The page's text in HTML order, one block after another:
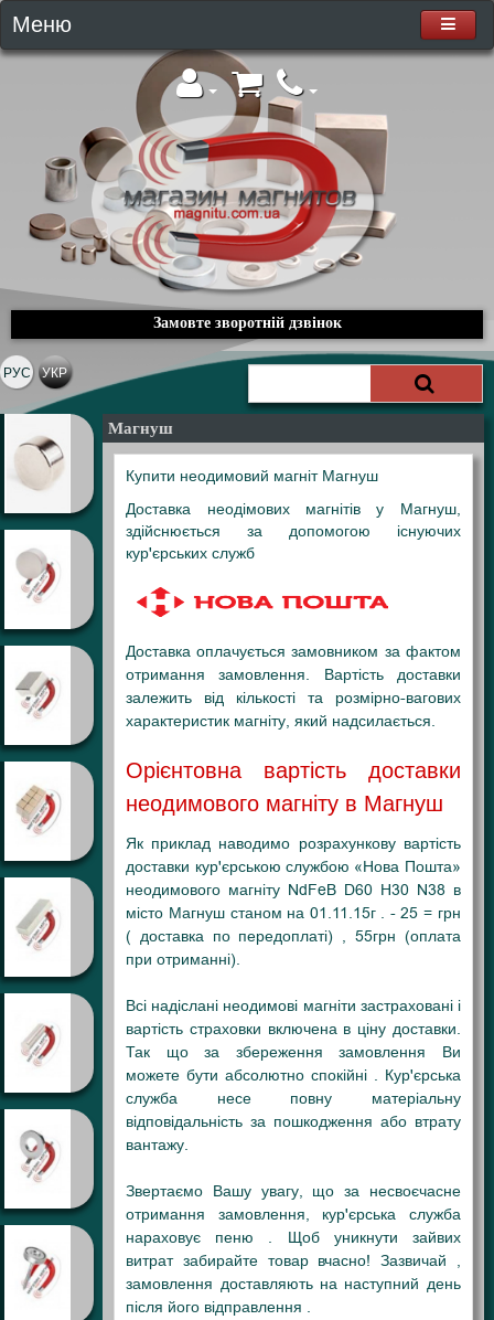
Меню
Замовте зворотній дзвінок
РУС УКР
Магнуш
Купити неодимовий магніт Магнуш
Доставка неодімових магнітів у Магнуш,
здійснюється за допомогою існуючих
кур'єрських служб
Доставка оплачується замовником за фактом
отримання замовлення. Вартість доставки
залежить від кількості та розмірно-вагових
характеристик магніту, який надсилається.
Орієнтовна вартість доставки
неодимового магніту в Магнуш
Як приклад наводимо розрахункову вартість
доставки кур'єрською службою «Нова Пошта»
неодимового магніту NdFeB D60 H30 N38 в
місто Магнуш станом на 01.11.15г . - 25 = грн
( доставка по передоплаті) , 55грн (оплата
при отриманні).
Всі надіслані неодимові магніти застраховані і
вартість страховки включена в ціну доставки.
Так що за збереження замовлення Ви
можете бути абсолютно спокійні . Кур'єрська
служба несе повну матеріальну
відповідальність за пошкодження або втрату
вантажу.
Звертаємо Вашу увагу, що за несвоєчасне
отримання замовлення, кур'єрська служба
нараховує пеню . Щоб уникнути зайвих
витрат забирайте товар вчасно! Зазвичай ,
замовлення доставляють на наступний день
після його відправлення .